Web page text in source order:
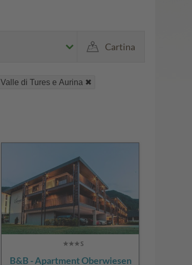
Cartina
Valle di Tures e Aurina
B&B - Apartment Oberwiesen